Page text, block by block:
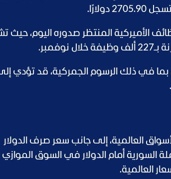
الأميركية المنتظر صدوره اليوم، حيث
بما في ذلك الرسوم الجمركية، قد تؤدي
العالمية، إلى جانب سعر صرف الدولار
السورية أمام الدولار في السوق الموازي
العالمية.